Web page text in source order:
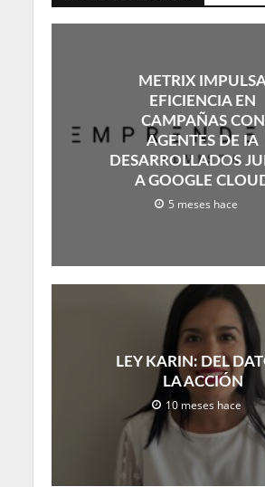
METRIX
EFICIENCIA EN
CAMPAÑAS CON
AGENTES DE IA
DESARROLLADOS
A GOOGLE
5 meses hace
LEY KARIN: DEL
LA ACCIÓN
10 meses hace